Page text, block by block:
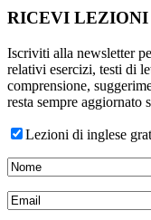
RICEVI LEZIONI
Iscriviti alla newsletter
relativi esercizi, testi di
comprensione,
resta sempre
Lezioni di inglese